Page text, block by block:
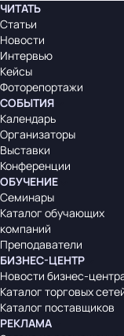
ЧИТАТЬ
Статьи
Новости
Интервью
Кейсы
Фоторепортажи
СОБЫТИЯ
Календарь
Организаторы
Выставки
Конференции
ОБУЧЕНИЕ
Семинары
Каталог обучающих
компаний
Преподаватели
БИЗНЕС-ЦЕНТР
Новости бизнес-
Каталог торговых
Каталог поставщиков
РЕКЛАМА